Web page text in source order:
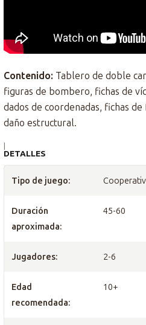
Contenido: Tablero de doble
figuras de bombero, fichas de
dados de coordenadas, fichas
daño estructural.
|
DETALLES
Tipo de juego:
Duración
aproximada:
45-60
Jugadores: 2-6
Edad
recomendada:
10+